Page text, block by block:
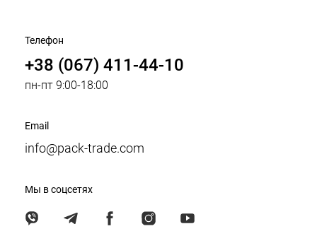
Телефон
+38 (067) 411-44-10
пн-пт 9:00-18:00
Email
info@pack-trade.com
Мы в соцсетях